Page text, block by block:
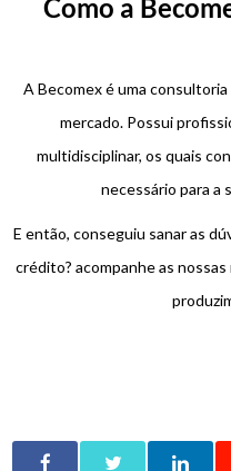
Como a
A Becomex é uma
mercado. Possui
multidisciplinar, os quais
necessário para a
E então, conseguiu sanar as
crédito? acompanhe as